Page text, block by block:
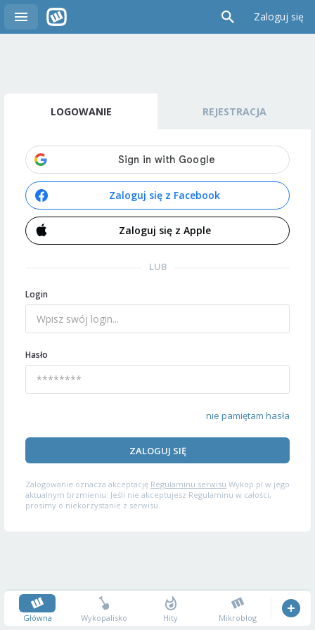
Zaloguj się
LOGOWANIE REJESTRACJA
Zaloguj się z Facebook
Zaloguj się z Apple
LUB
Login
Hasło
nie pamiętam hasła
ZALOGUJ SIĘ
Zalogowanie oznacza akceptację Regulaminu serwisu Wykop.pl w jego
aktualnym brzmieniu. Jeśli nie akceptujesz Regulaminu w całości,
prosimy o niekorzystanie z serwisu.
Główna Wykopalisko Hity Mikroblog